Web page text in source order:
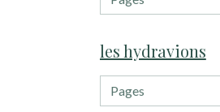
les hydravions